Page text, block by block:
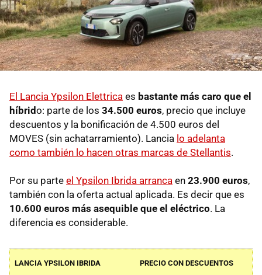
El Lancia Ypsilon Elettrica es bastante más caro que el
híbrido: parte de los 34.500 euros, precio que incluye
descuentos y la bonificación de 4.500 euros del
MOVES (sin achatarramiento). Lancia lo adelanta
como también lo hacen otras marcas de Stellantis.
Por su parte el Ypsilon Ibrida arranca en 23.900 euros,
también con la oferta actual aplicada. Es decir que es
10.600 euros más asequible que el eléctrico. La
diferencia es considerable.
LANCIA YPSILON IBRIDA PRECIO CON DESCUENTOS